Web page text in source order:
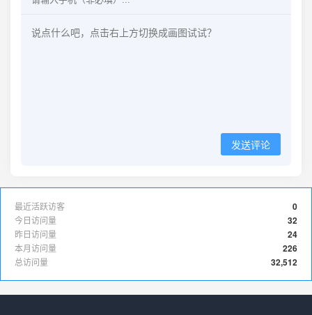
发送评论
0
最近活跃访客
32
今日访问量
24
昨日访问量
226
本月访问量
32,512
总访问量